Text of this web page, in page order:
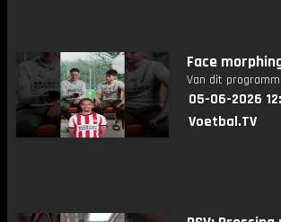
Face
Van dit
05-06-2026
Voetbal.TV